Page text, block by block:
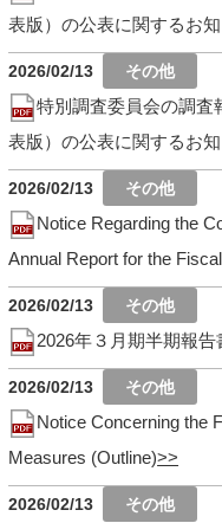
表版）の公表に関するお
2026/02/13
特別調査委員会の調査
表版）の公表に関するお
2026/02/13
Notice Regarding the
Annual Report for the
2026/02/13
2026年３月期半期報
2026/02/13
Notice Concerning the
Measures (Outline)
2026/02/13